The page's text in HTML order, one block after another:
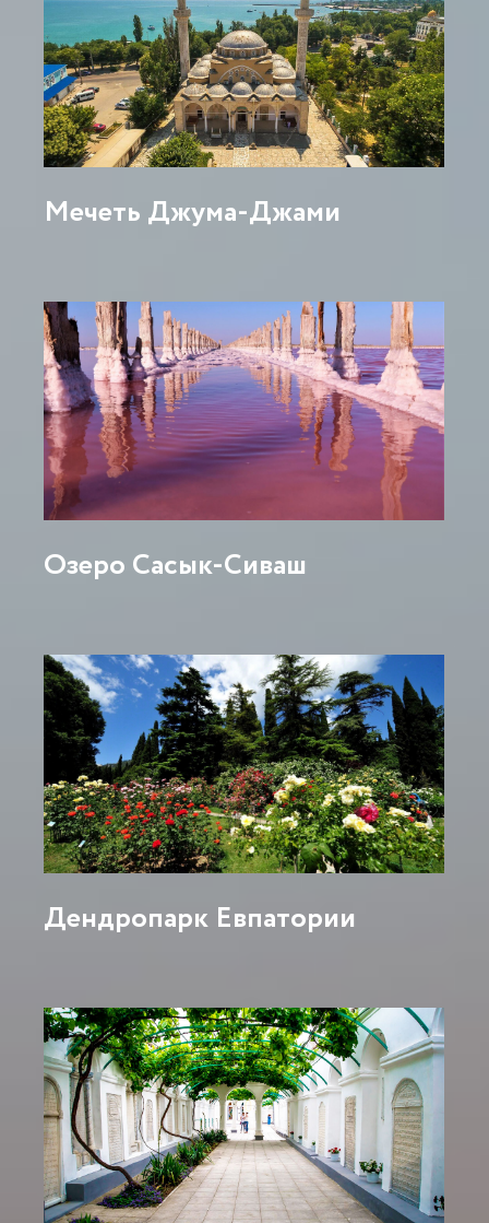
Мечеть Джума-Джами
Озеро Сасык-Сиваш
Дендропарк Евпатории